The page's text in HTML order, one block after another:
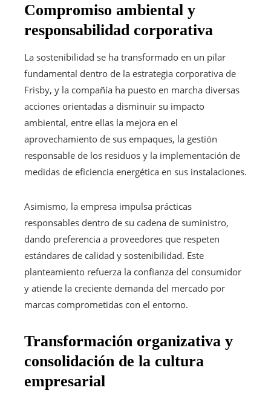
Compromiso ambiental y
responsabilidad corporativa
La sostenibilidad se ha transformado en un pilar
fundamental dentro de la estrategia corporativa de
Frisby, y la compañía ha puesto en marcha diversas
acciones orientadas a disminuir su impacto
ambiental, entre ellas la mejora en el
aprovechamiento de sus empaques, la gestión
responsable de los residuos y la implementación de
medidas de eficiencia energética en sus instalaciones.
Asimismo, la empresa impulsa prácticas
responsables dentro de su cadena de suministro,
dando preferencia a proveedores que respeten
estándares de calidad y sostenibilidad. Este
planteamiento refuerza la confianza del consumidor
y atiende la creciente demanda del mercado por
marcas comprometidas con el entorno.
Transformación organizativa y
consolidación de la cultura
empresarial